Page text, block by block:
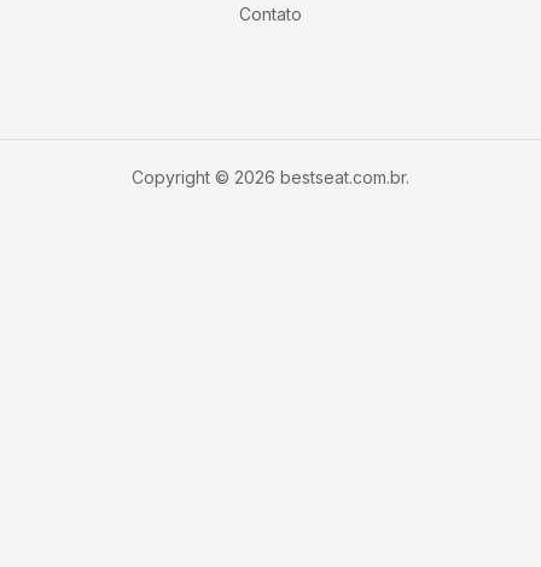
Contato
Copyright © 2026 bestseat.com.br.